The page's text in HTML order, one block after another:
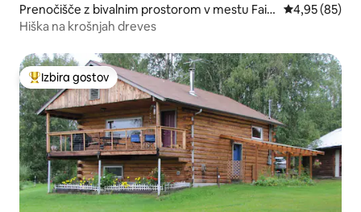
Prenočišče z bivalnim prostorom v mestu Fair
banks
Povprečna
4,95 (85)
Hiška na krošnjah dreves
Najbolj priljubljena prenočišča z značko »Izbira gostov«
Izbira gostov